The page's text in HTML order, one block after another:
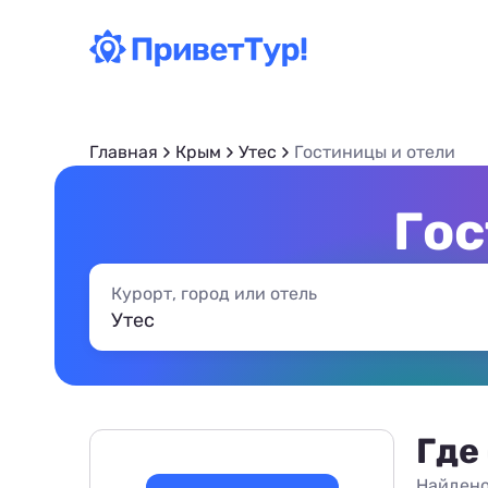
Главная Крым Утес Гостиницы и отели
Курорт, город или отель
Где